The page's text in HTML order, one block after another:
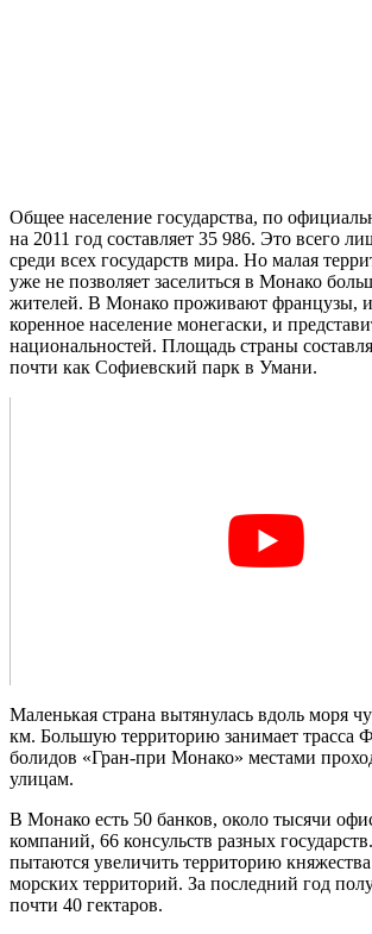
Общее население государства, по
на 2011 год составляет 35 986. Это всего
среди всех государств мира. Но малая
уже не позволяет заселиться в Монако
жителей. В Монако проживают французы,
коренное население монегаски, и
национальностей. Площадь страны
почти как Софиевский парк в Умани.
Маленькая страна вытянулась вдоль моря
км. Большую территорию занимает трасса
болидов «Гран-при Монако» местами
улицам.
В Монако есть 50 банков, около тысячи
компаний, 66 консульств разных
пытаются увеличить территорию
морских территорий. За последний год
почти 40 гектаров.